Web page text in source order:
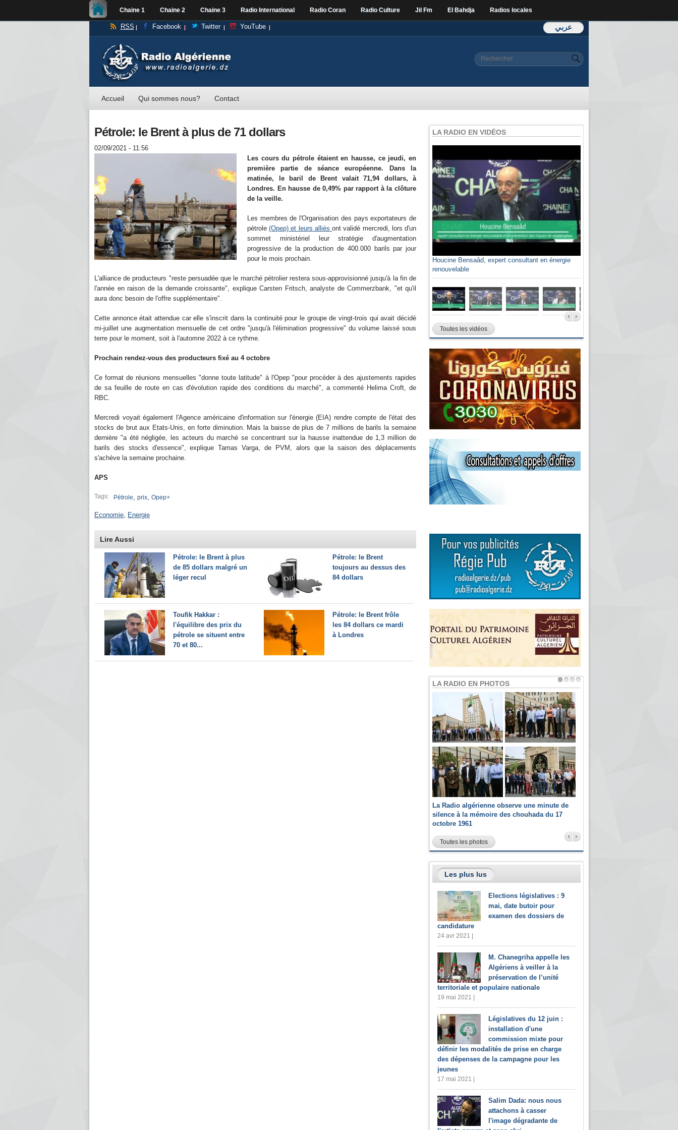
Chaine 1 Chaine 2 Chaine 3 Radio International Radio Coran Radio Culture Jil Fm El Bahdja Radios locales
عربي RSS Facebook Twitter YouTube
Formulaire de
Rechercher
Accueil Qui sommes nous? Contact
Pétrole: le Brent à plus de 71 dollars
02/09/2021 - 11:56
Les cours du pétrole étaient en hausse, ce jeudi, en
première partie de séance européenne. Dans la
matinée, le baril de Brent valait 71,94 dollars, à
Londres. En hausse de 0,49% par rapport à la clôture
de la veille.
Les membres de l'Organisation des pays exportateurs de
pétrole(Opep) et leurs alliésont validé mercredi, lors d'un
sommet ministériel leur stratégie d'augmentation
progressive de la production de 400.000 barils par jour
pour le mois prochain.
L'alliance de producteurs "reste persuadée que le marché pétrolier restera sous-approvisionné jusqu'à la fin de
l'année en raison de la demande croissante", explique Carsten Fritsch, analyste de Commerzbank, "et qu'il
aura donc besoin de l'offre supplémentaire".
Cette annonce était attendue car elle s'inscrit dans la continuité pour le groupe de vingt-trois qui avait décidé
mi-juillet une augmentation mensuelle de cet ordre "jusqu'à l'élimination progressive" du volume laissé sous
terre pour le moment, soit à l'automne 2022 à ce rythme.
Prochain rendez-vous des producteurs fixé au 4 octobre
Ce format de réunions mensuelles "donne toute latitude" à l'Opep "pour procéder à des ajustements rapides
de sa feuille de route en cas d'évolution rapide des conditions du marché", a commenté Helima Croft, de
RBC.
Mercredi voyait également l'Agence américaine d'information sur l'énergie (EIA) rendre compte de l'état des
stocks de brut aux Etats-Unis, en forte diminution. Mais la baisse de plus de 7 millions de barils la semaine
dernière "a été négligée, les acteurs du marché se concentrant sur la hausse inattendue de 1,3 million de
barils des stocks d'essence", explique Tamas Varga, de PVM, alors que la saison des déplacements
s'achève la semaine prochaine.
APS
Tags: Pétrole, prix, Opep+
Economie, Energie
Lire Aussi
Pétrole: le Brent à plus
de 85 dollars malgré un
léger recul
Pétrole: le Brent
toujours au dessus des
84 dollars
Toufik Hakkar :
l'équilibre des prix du
pétrole se situent entre
70 et 80...
Pétrole: le Brent frôle
les 84 dollars ce mardi
à Londres
LA RADIO EN VIDÉOS
Houcine Bensaâd, expert consultant en énergie
renouvelable
Toutes les vidéos
LA RADIO EN PHOTOS
La Radio algérienne observe une minute de
silence à la mémoire des chouhada du 17
octobre 1961
Toutes les photos
Les plus lus
Elections législatives : 9
mai, date butoir pour
examen des dossiers de
candidature
24 avr 2021 |
M. Chanegriha appelle les
Algériens à veiller à la
préservation de l’unité
territoriale et populaire nationale
19 mai 2021 |
Législatives du 12 juin :
installation d'une
commission mixte pour
définir les modalités de prise en charge
des dépenses de la campagne pour les
jeunes
17 mai 2021 |
Salim Dada: nous nous
attachons à casser
l'image dégradante de